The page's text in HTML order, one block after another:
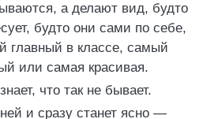
а делают вид, будто
будто они сами по себе,
в классе, самый
или самая красивая.
что так не бывает.
и сразу станет ясно —